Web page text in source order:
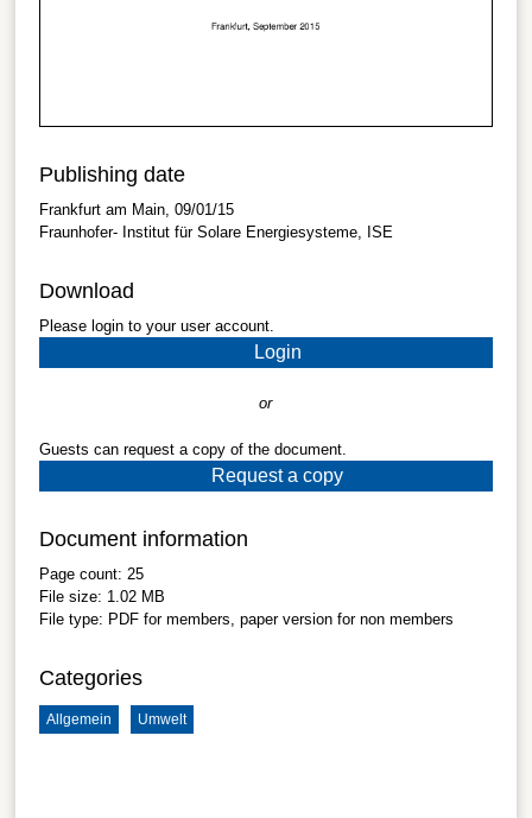
Publishing date
Frankfurt am Main, 09/01/15
Fraunhofer- Institut für Solare Energiesysteme, ISE
Download
Please login to your user account.
Login
or
Guests can request a copy of the document.
Request a copy
Document information
Page count:25
File size: 1.02 MB
File type: PDF for members, paper version for non members
Categories
Allgemein Umwelt